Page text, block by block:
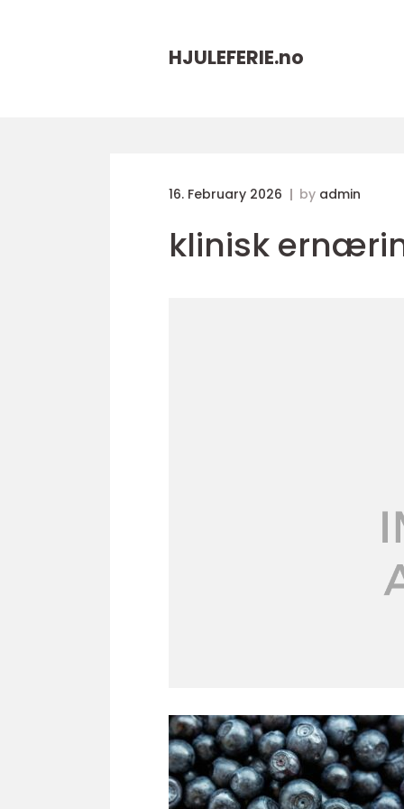
HJULEFERIE.no
16. February 2026 by admin
klinisk